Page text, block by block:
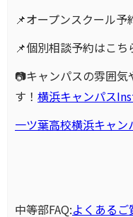
📌オープンスクール
📌個別相談予約はこ
📷キャンパスの雰囲気
す！ 横浜キャンパス
一ツ葉高校横浜キャン
中等部FAQ:よくある